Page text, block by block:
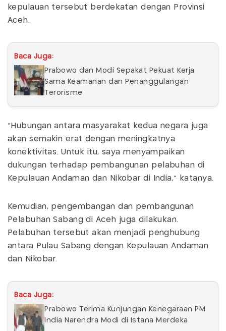
kepulauan tersebut berdekatan dengan Provinsi
Aceh.
Baca Juga:
Prabowo dan Modi Sepakat Pekuat Kerja
Sama Keamanan dan Penanggulangan
Terorisme
"Hubungan antara masyarakat kedua negara juga
akan semakin erat dengan meningkatnya
konektivitas. Untuk itu, saya menyampaikan
dukungan terhadap pembangunan pelabuhan di
Kepulauan Andaman dan Nikobar di India," katanya.
Kemudian, pengembangan dan pembangunan
Pelabuhan Sabang di Aceh juga dilakukan.
Pelabuhan tersebut akan menjadi penghubung
antara Pulau Sabang dengan Kepulauan Andaman
dan Nikobar.
Baca Juga:
Prabowo Terima Kunjungan Kenegaraan PM
India Narendra Modi di Istana Merdeka